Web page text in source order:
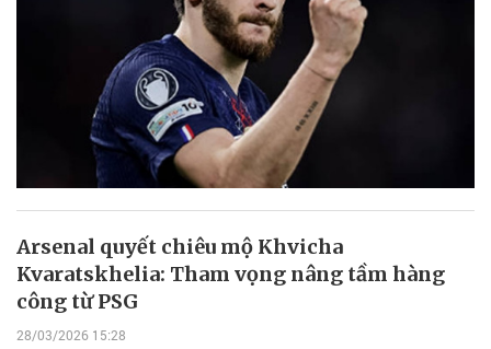
Arsenal quyết chiêu mộ Khvicha
Kvaratskhelia: Tham vọng nâng tầm hàng
công từ PSG
28/03/2026 15:28